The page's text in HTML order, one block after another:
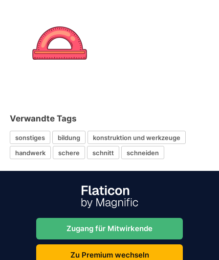
Verwandte Tags
sonstiges bildung
konstruktion und werkzeuge
handwerk
schere schnitt schneiden
Zugang für Mitwirkende
Zu Premium wechseln